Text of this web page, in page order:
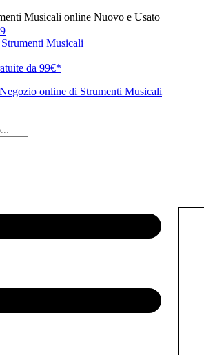
Musicali online Nuovo e Usato
Musicali
da 99€*